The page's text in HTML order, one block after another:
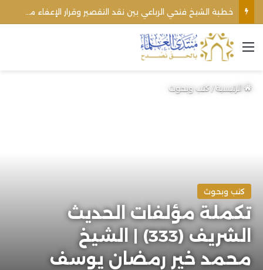
القائمة
الرئيسية/كتب وبحوث
كتب وبحوث
تكملة مؤلفات الحديث
الشريف (333) | الشيخ
محمد خير رمضان يوسف